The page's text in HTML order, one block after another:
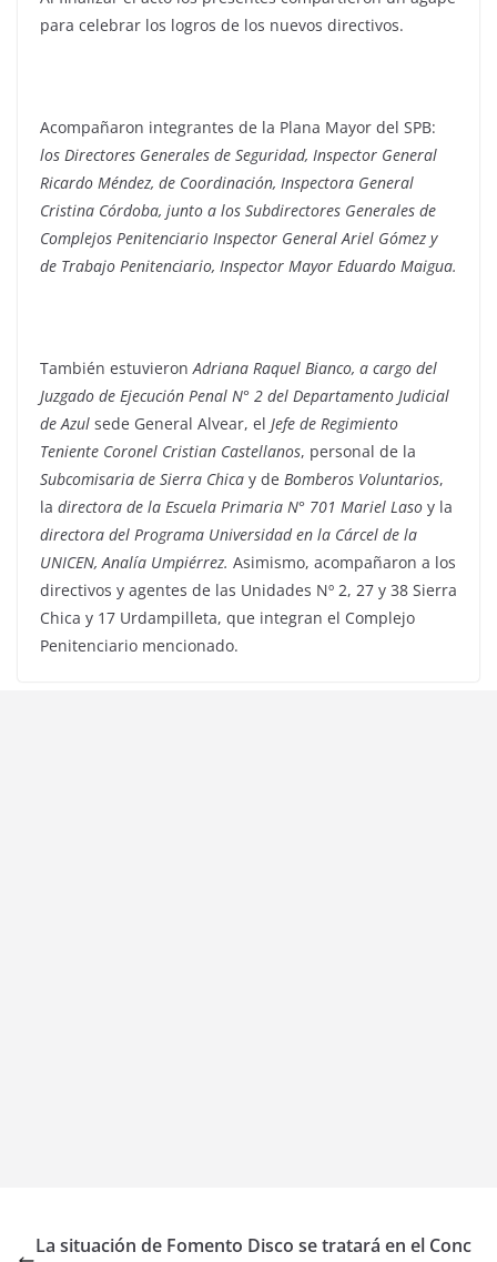
para celebrar los logros de los nuevos directivos.
Acompañaron integrantes de la Plana Mayor del SPB:
los Directores Generales de Seguridad, Inspector General
Ricardo Méndez, de Coordinación, Inspectora General
Cristina Córdoba, junto a los Subdirectores Generales de
Complejos Penitenciario Inspector General Ariel Gómez y
de Trabajo Penitenciario, Inspector Mayor Eduardo Maigua.
También estuvieron Adriana Raquel Bianco, a cargo del
Juzgado de Ejecución Penal N° 2 del Departamento Judicial
de Azul sede General Alvear, el Jefe de Regimiento
Teniente Coronel Cristian Castellanos, personal de la
Subcomisaria de Sierra Chica y de Bomberos Voluntarios,
la directora de la Escuela Primaria N° 701 Mariel Laso y la
directora del Programa Universidad en la Cárcel de la
UNICEN, Analía Umpiérrez. Asimismo, acompañaron a los
directivos y agentes de las Unidades Nº 2, 27 y 38 Sierra
Chica y 17 Urdampilleta, que integran el Complejo
Penitenciario mencionado.
La situación de Fomento Disco se tratará en el Conc